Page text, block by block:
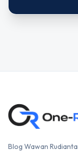
Blog Wawan